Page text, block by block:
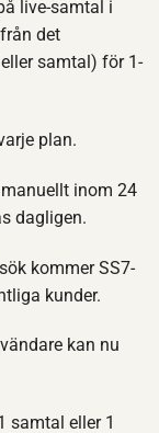
live-samtal i
det
samtal) för 1-
plan.
inom 24
dagligen.
kommer SS7-
kunder.
kan nu
samtal eller 1